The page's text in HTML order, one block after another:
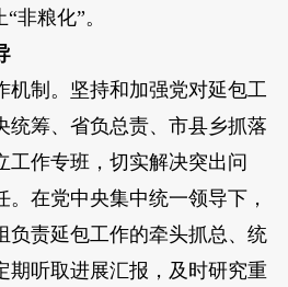
非粮化”。
制。坚持和加强党对延包工
统筹、省负总责、市县乡抓落
工作专班，切实解决突出问
。在党中央集中统一领导下，
负责延包工作的牵头抓总、统
期听取进展汇报，及时研究重